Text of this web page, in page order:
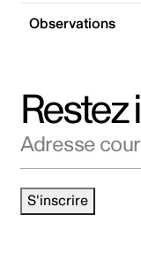
Observations
S'inscrire